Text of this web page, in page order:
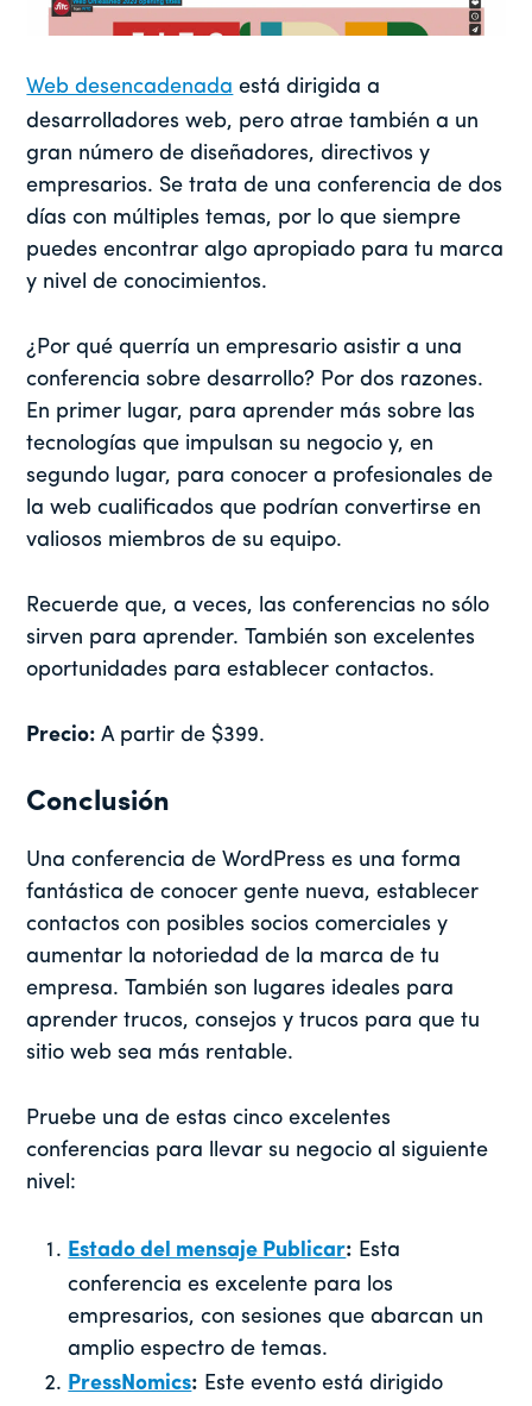
Web desencadenada está dirigida a
desarrolladores web, pero atrae también a un
gran número de diseñadores, directivos y
empresarios. Se trata de una conferencia de dos
días con múltiples temas, por lo que siempre
puedes encontrar algo apropiado para tu marca
y nivel de conocimientos.
¿Por qué querría un empresario asistir a una
conferencia sobre desarrollo? Por dos razones.
En primer lugar, para aprender más sobre las
tecnologías que impulsan su negocio y, en
segundo lugar, para conocer a profesionales de
la web cualificados que podrían convertirse en
valiosos miembros de su equipo.
Recuerde que, a veces, las conferencias no sólo
sirven para aprender. También son excelentes
oportunidades para establecer contactos.
Precio:A partir de $399.
Conclusión
Una conferencia de WordPress es una forma
fantástica de conocer gente nueva, establecer
contactos con posibles socios comerciales y
aumentar la notoriedad de la marca de tu
empresa. También son lugares ideales para
aprender trucos, consejos y trucos para que tu
sitio web sea más rentable.
Pruebe una de estas cinco excelentes
conferencias para llevar su negocio al siguiente
nivel:
Estado del mensaje Publicar: Esta
conferencia es excelente para los
empresarios, con sesiones que abarcan un
amplio espectro de temas.
PressNomics: Este evento está dirigido